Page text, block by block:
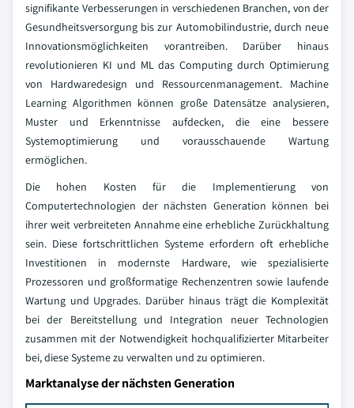
signifikante Verbesserungen in verschiedenen Branchen, von der
Gesundheitsversorgung bis zur Automobilindustrie, durch neue
Innovationsmöglichkeiten vorantreiben. Darüber hinaus
revolutionieren KI und ML das Computing durch Optimierung
von Hardwaredesign und Ressourcenmanagement. Machine
Learning Algorithmen können große Datensätze analysieren,
Muster und Erkenntnisse aufdecken, die eine bessere
Systemoptimierung und vorausschauende Wartung
ermöglichen.
Die hohen Kosten für die Implementierung von
Computertechnologien der nächsten Generation können bei
ihrer weit verbreiteten Annahme eine erhebliche Zurückhaltung
sein. Diese fortschrittlichen Systeme erfordern oft erhebliche
Investitionen in modernste Hardware, wie spezialisierte
Prozessoren und großformatige Rechenzentren sowie laufende
Wartung und Upgrades. Darüber hinaus trägt die Komplexität
bei der Bereitstellung und Integration neuer Technologien
zusammen mit der Notwendigkeit hochqualifizierter Mitarbeiter
bei, diese Systeme zu verwalten und zu optimieren.
Marktanalyse der nächsten Generation